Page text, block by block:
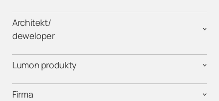
Architekt/
deweloper
Lumon produkty
Firma